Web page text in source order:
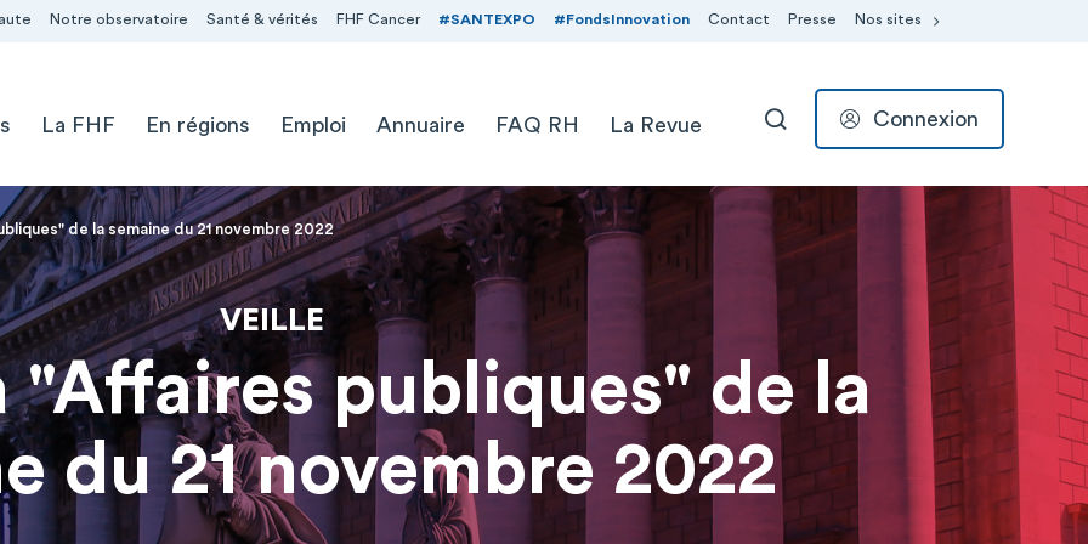
Notre observatoire Santé & vérités FHF Cancer #SANTEXPO #FondsInnovation Contact Presse Nos sites
La FHF En régions Emploi Annuaire FAQ RH La Revue RECHERCHER
Connexion
de la semaine du 21 novembre 2022
VEILLE
"Affaires publiques" de la
du 21 novembre 2022